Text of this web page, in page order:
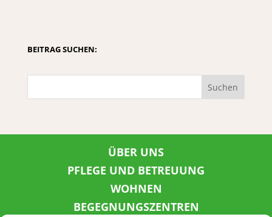
BEITRAG SUCHEN:
Suchen
ÜBER UNS
PFLEGE UND BETREUUNG
WOHNEN
BEGEGNUNGSZENTREN